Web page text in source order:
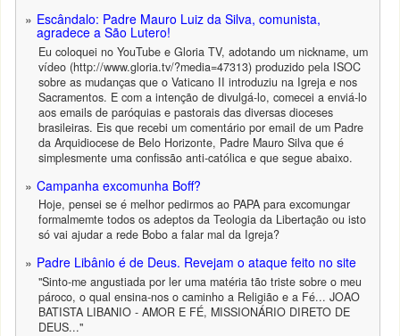
Escândalo: Padre Mauro Luiz da Silva, comunista,
agradece a São Lutero!
Eu coloquei no YouTube e Gloria TV, adotando um nickname, um
vídeo (http://www.gloria.tv/?media=47313) produzido pela ISOC
sobre as mudanças que o Vaticano II introduziu na Igreja e nos
Sacramentos. E com a intenção de divulgá-lo, comecei a enviá-lo
aos emails de paróquias e pastorais das diversas dioceses
brasileiras. Eis que recebi um comentário por email de um Padre
da Arquidiocese de Belo Horizonte, Padre Mauro Silva que é
simplesmente uma confissão anti-católica e que segue abaixo.
Campanha excomunha Boff?
Hoje, pensei se é melhor pedirmos ao PAPA para excomungar
formalmemte todos os adeptos da Teologia da Libertação ou isto
só vai ajudar a rede Bobo a falar mal da Igreja?
Padre Libânio é de Deus. Revejam o ataque feito no site
"Sinto-me angustiada por ler uma matéria tão triste sobre o meu
pároco, o qual ensina-nos o caminho a Religião e a Fé... JOAO
BATISTA LIBANIO - AMOR E FÉ, MISSIONÁRIO DIRETO DE
DEUS..."